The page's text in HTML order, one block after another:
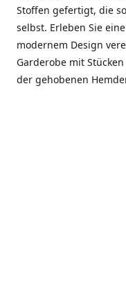
Stoffen gefertigt, die
selbst. Erleben Sie
modernem Design
Garderobe mit
der gehobenen